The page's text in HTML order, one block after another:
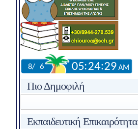
Πιο Δημοφιλή
Εκπαιδευτική Επικαιρότητα